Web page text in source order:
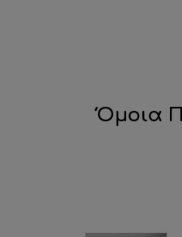
Όμοια